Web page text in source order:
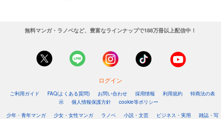
無料マンガ・ラノベなど、豊富なラインナップで188万冊以上配信中！
ログイン
ご利用ガイド FAQ(よくある質問) お問い合わせ 採用情報 利用規約
特商法の表
示
個人情報保護方針
cookie等ポリシー
少年・青年マンガ
少女・女性マンガ ラノベ 小説・文芸 ビジネス・実用
雑誌・写